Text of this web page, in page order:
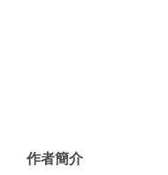
展
二十年
作者簡介